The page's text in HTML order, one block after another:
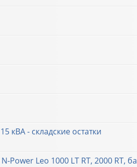
кВА - складские остатки
Power Leo 1000 LT RT, 2000 RT,